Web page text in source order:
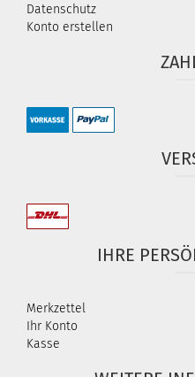
Datenschutz
Konto erstellen
IHRE
Merkzettel
Ihr Konto
Kasse